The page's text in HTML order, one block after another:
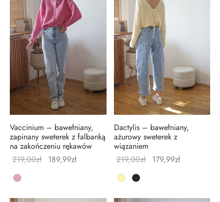
Vaccinium – bawełniany,
zapinany sweterek z falbanką
na zakończeniu rękawów
219,00zł
Pierwotna
219,00zł.
189,99zł
189,99zł.
Dactylis – bawełniany,
ażurowy sweterek z
wiązaniem
219,00zł
Pierwotna
219,00zł.
179,99zł
179,99zł.